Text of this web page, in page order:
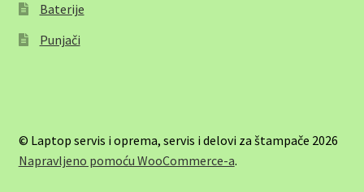
Baterije
Punjači
© Laptop servis i oprema, servis i delovi za štampače 2026
Napravljeno pomoću WooCommerce-a.